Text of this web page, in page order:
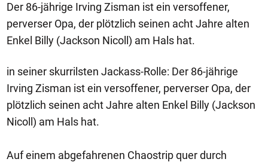
Der 86-jährige Irving Zisman ist ein versoffener,
perverser Opa, der plötzlich seinen acht Jahre alten
Enkel Billy (Jackson Nicoll) am Hals hat.
in seiner skurrilsten Jackass-Rolle: Der 86-jährige
Irving Zisman ist ein versoffener, perverser Opa, der
plötzlich seinen acht Jahre alten Enkel Billy (Jackson
Nicoll) am Hals hat.
Auf einem abgefahrenen Chaostrip quer durch